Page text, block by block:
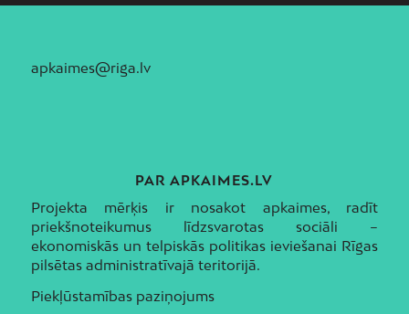
apkaimes@riga.lv
PAR APKAIMES.LV
Projekta mērķis ir nosakot apkaimes, radīt
priekšnoteikumus līdzsvarotas sociāli –
ekonomiskās un telpiskās politikas ieviešanai Rīgas
pilsētas administratīvajā teritorijā.
Piekļūstamības paziņojums